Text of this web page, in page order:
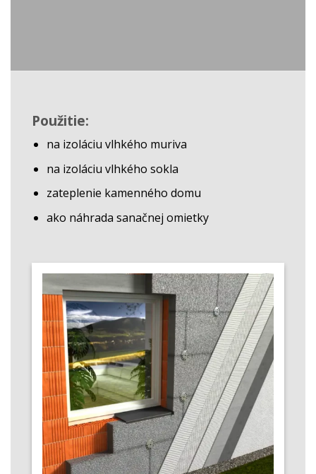
Použitie:
na izoláciu vlhkého muriva
na izoláciu vlhkého sokla
zateplenie kamenného domu
ako náhrada sanačnej omietky